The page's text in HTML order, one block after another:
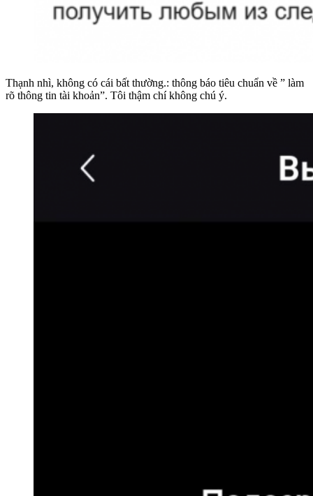
Thạnh nhì, không có cái bất thường.: thông báo tiêu chuẩn về ” làm
rõ thông tin tài khoản”. Tôi thậm chí không chú ý.